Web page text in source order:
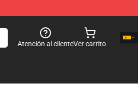
Atención al clienteVer carrito